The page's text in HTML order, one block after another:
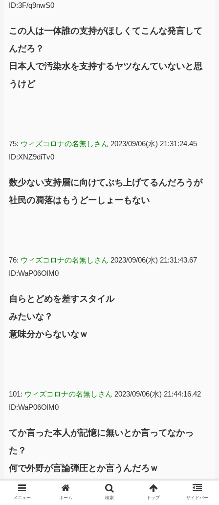
ID:3F/q9nwS0
この人は一体誰の支持がほしくてこんな発言して
んだろ？
日本人で汚染水を支持するヤツなんていないと思
うけど
75: ウィズコロナの名無しさん 2023/09/06(水) 21:31:24.45
ID:XNZ9diTv0
数少ない支持層に向けてぶち上げてるんだろうが
社民の凋落はもうどーしょーもない
76: ウィズコロナの名無しさん 2023/09/06(水) 21:31:43.67
ID:WaP06OlM0
自らとどめを差すスタイル
みたいな？
意味分からないなｗ
101: ウィズコロナの名無しさん 2023/09/06(水) 21:44:16.42
ID:WaP06OlM0
てか言った本人が記憶に無いとか言ってなかっ
た？
何で外野が言論弾圧とか言うんだろｗ
メニュー ホーム 検索 トップ サイドバー